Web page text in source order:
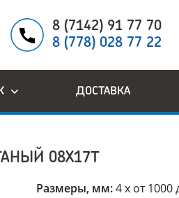
8 (7142) 91 77 70
8 (778) 028 77 22
ДОСТАВКА
08Х17Т
Размеры, мм:4 х от 1000